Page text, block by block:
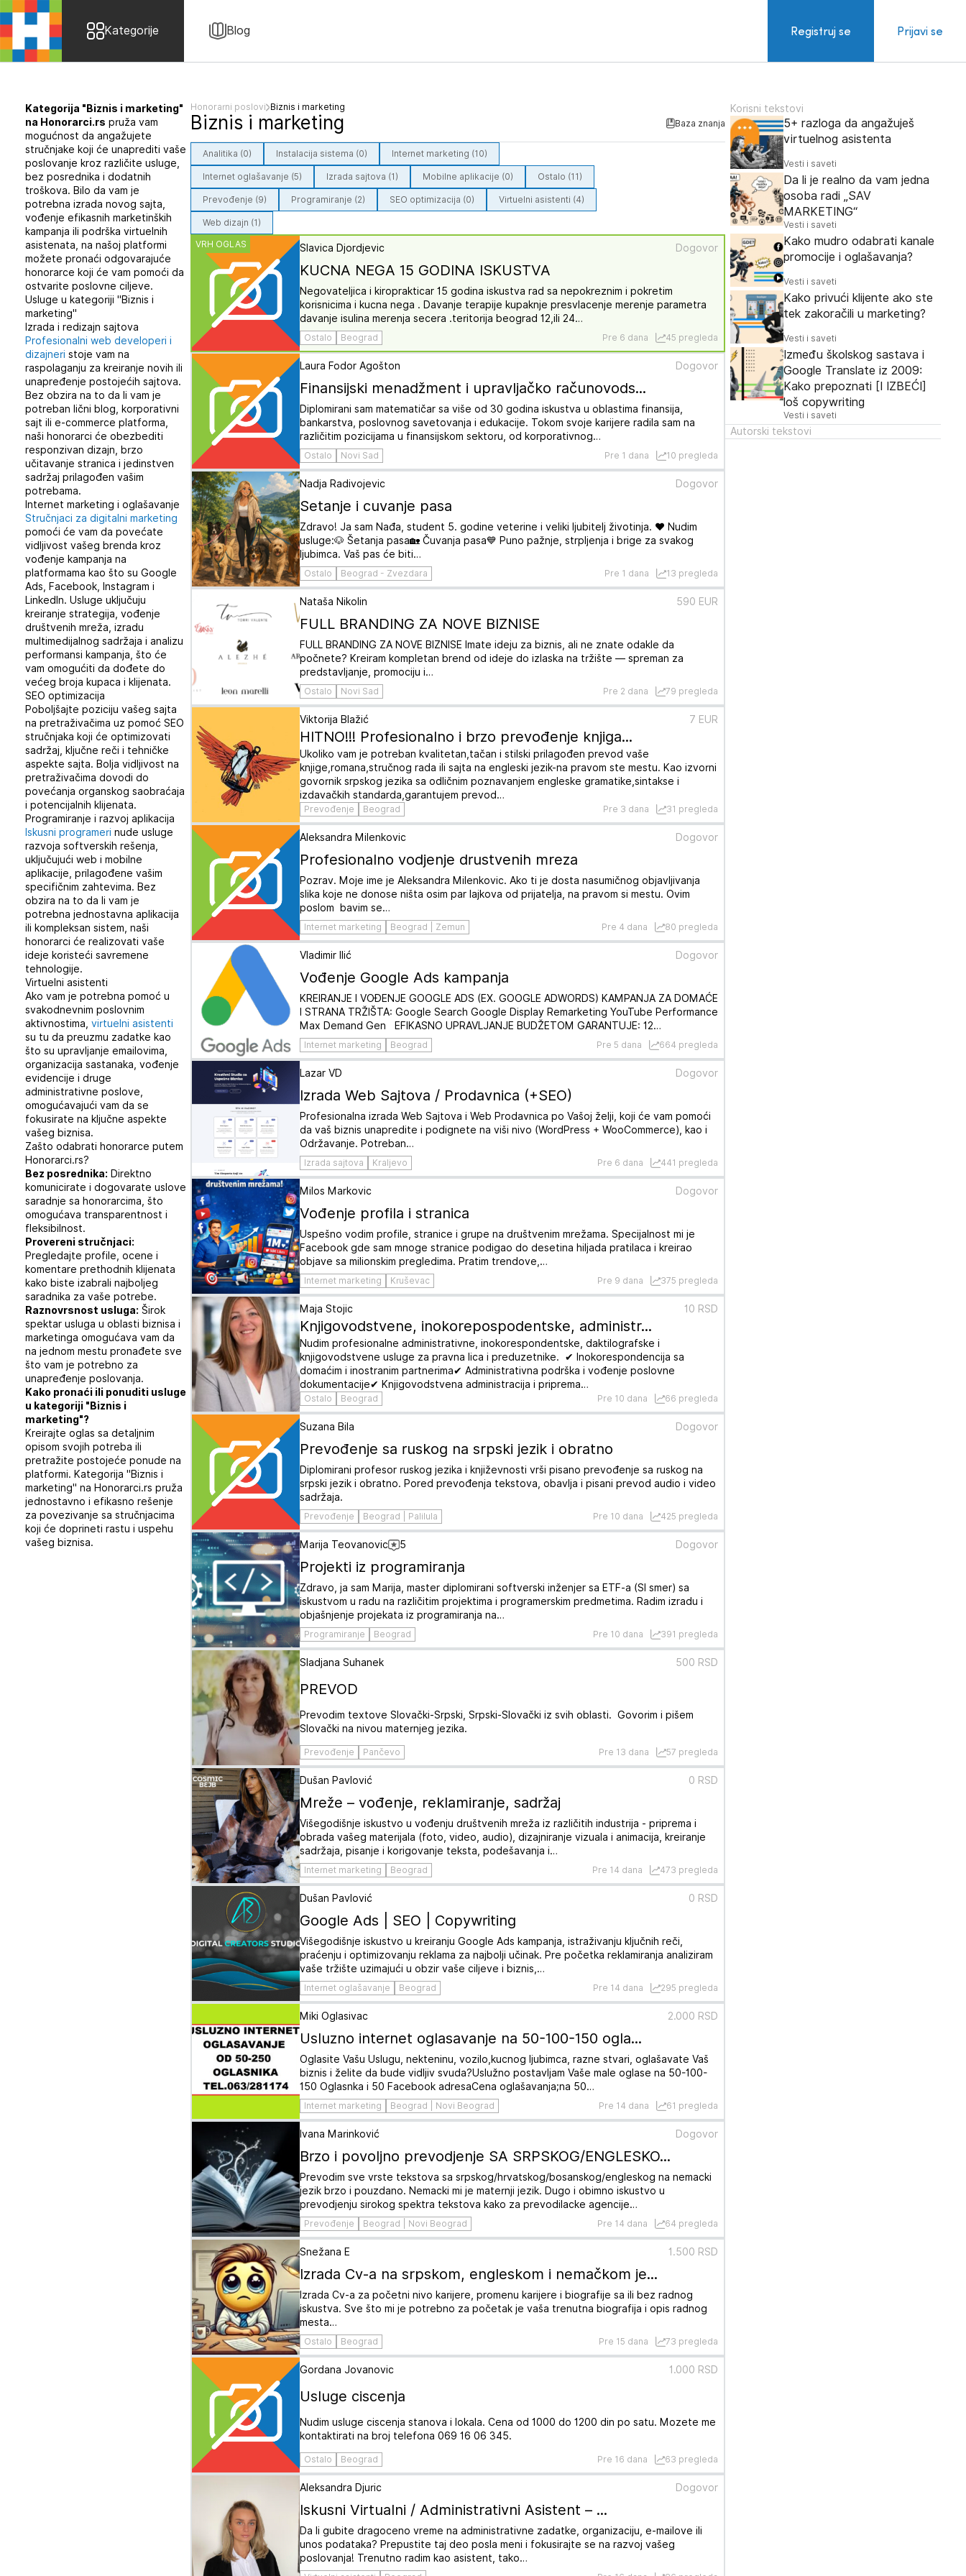
Kategorije Blog Registruj se Prijavi se
Kategorija "Biznis i marketing"
na Honorarci.rs pruža vam
mogućnost da angažujete
stručnjake koji će unaprediti vaše
poslovanje kroz različite usluge,
bez posrednika i dodatnih
troškova. Bilo da vam je
potrebna izrada novog sajta,
vođenje efikasnih marketinških
kampanja ili podrška virtuelnih
asistenata, na našoj platformi
možete pronaći odgovarajuće
honorarce koji će vam pomoći da
ostvarite poslovne ciljeve.
Usluge u kategoriji "Biznis i
marketing"
Izrada i redizajn sajtova
Profesionalni web developeri i
dizajneri stoje vam na
raspolaganju za kreiranje novih ili
unapređenje postojećih sajtova.
Bez obzira na to da li vam je
potreban lični blog, korporativni
sajt ili e-commerce platforma,
naši honorarci će obezbediti
responzivan dizajn, brzo
učitavanje stranica i jedinstven
sadržaj prilagođen vašim
potrebama.
Internet marketing i oglašavanje
Stručnjaci za digitalni marketing
pomoći će vam da povećate
vidljivost vašeg brenda kroz
vođenje kampanja na
platformama kao što su Google
Ads, Facebook, Instagram i
LinkedIn. Usluge uključuju
kreiranje strategija, vođenje
društvenih mreža, izradu
multimedijalnog sadržaja i analizu
performansi kampanja, što će
vam omogućiti da dođete do
većeg broja kupaca i klijenata.
SEO optimizacija
Poboljšajte poziciju vašeg sajta
na pretraživačima uz pomoć SEO
stručnjaka koji će optimizovati
sadržaj, ključne reči i tehničke
aspekte sajta. Bolja vidljivost na
pretraživačima dovodi do
povećanja organskog saobraćaja
i potencijalnih klijenata.
Programiranje i razvoj aplikacija
Iskusni programeri nude usluge
razvoja softverskih rešenja,
uključujući web i mobilne
aplikacije, prilagođene vašim
specifičnim zahtevima. Bez
obzira na to da li vam je
potrebna jednostavna aplikacija
ili kompleksan sistem, naši
honorarci će realizovati vaše
ideje koristeći savremene
tehnologije.
Virtuelni asistenti
Ako vam je potrebna pomoć u
svakodnevnim poslovnim
aktivnostima, virtuelni asistenti
su tu da preuzmu zadatke kao
što su upravljanje emailovima,
organizacija sastanaka, vođenje
evidencije i druge
administrativne poslove,
omogućavajući vam da se
fokusirate na ključne aspekte
vašeg biznisa.
Zašto odabrati honorarce putem
Honorarci.rs?
Bez posrednika: Direktno
komunicirate i dogovarate uslove
saradnje sa honorarcima, što
omogućava transparentnost i
fleksibilnost.
Provereni stručnjaci:
Pregledajte profile, ocene i
komentare prethodnih klijenata
kako biste izabrali najboljeg
saradnika za vaše potrebe.
Raznovrsnost usluga: Širok
spektar usluga u oblasti biznisa i
marketinga omogućava vam da
na jednom mestu pronađete sve
što vam je potrebno za
unapređenje poslovanja.
Kako pronaći ili ponuditi usluge
u kategoriji "Biznis i
marketing"?
Kreirajte oglas sa detaljnim
opisom svojih potreba ili
pretražite postojeće ponude na
platformi. Kategorija "Biznis i
marketing" na Honorarci.rs pruža
jednostavno i efikasno rešenje
za povezivanje sa stručnjacima
koji će doprineti rastu i uspehu
vašeg biznisa.
Honorarni poslovi Biznis i marketing
Biznis i marketing Baza znanja
Analitika (0) Instalacija sistema (0)
Internet marketing (10)
Internet oglašavanje (5)
Izrada sajtova (1) Mobilne aplikacije (0)
Ostalo (11)
Prevođenje (9)
Programiranje (2) SEO optimizacija (0)
Virtuelni asistenti (4)
Web dizajn (1)
VRH OGLAS
Slavica Djordjevic Dogovor
KUCNA NEGA 15 GODINA ISKUSTVA
Negovateljica i kiroprakticar 15 godina iskustva rad sa nepokreznim i pokretim
korisnicima i kucna nega . Davanje terapije kupaknje presvlacenje merenje parametra
davanje isulina merenja secera .teritorija beograd 12,ili 24…
Ostalo Beograd Pre 6 dana 45 pregleda
Laura Fodor Agošton Dogovor
Finansijski menadžment i upravljačko računovods...
Diplomirani sam matematičar sa više od 30 godina iskustva u oblastima finansija,
bankarstva, poslovnog savetovanja i edukacije. Tokom svoje karijere radila sam na
različitim pozicijama u finansijskom sektoru, od korporativnog…
Ostalo Novi Sad Pre 1 dana 10 pregleda
Nadja Radivojevic Dogovor
Setanje i cuvanje pasa
Zdravo! Ja sam Nađa, student 5. godine veterine i veliki ljubitelj životinja. ❤️ Nudim
usluge:🐶 Šetanja pasa🏡 Čuvanja pasa💙 Puno pažnje, strpljenja i brige za svakog
ljubimca. Vaš pas će biti…
Ostalo Beograd - Zvezdara Pre 1 dana 13 pregleda
Nataša Nikolin 590 EUR
FULL BRANDING ZA NOVE BIZNISE
FULL BRANDING ZA NOVE BIZNISE Imate ideju za biznis, ali ne znate odakle da
počnete? Kreiram kompletan brend od ideje do izlaska na tržište — spreman za
predstavljanje, promociju i…
Ostalo Novi Sad Pre 2 dana 79 pregleda
Viktorija Blažić 7 EUR
HITNO!!! Profesionalno i brzo prevođenje knjiga...
Ukoliko vam je potreban kvalitetan,tačan i stilski prilagođen prevod vaše
knjige,romana,stručnog rada ili sajta na engleski jezik-na pravom ste mestu. Kao izvorni
govornik srpskog jezika sa odličnim poznavanjem engleske gramatike,sintakse i
izdavačkih standarda,garantujem prevod…
Prevođenje Beograd Pre 3 dana 31 pregleda
Aleksandra Milenkovic Dogovor
Profesionalno vodjenje drustvenih mreza
Pozrav. Moje ime je Aleksandra Milenkovic. Ako ti je dosta nasumičnog objavljivanja
slika koje ne donose ništa osim par lajkova od prijatelja, na pravom si mestu. Ovim
poslom bavim se…
Internet marketing Beograd | Zemun Pre 4 dana 80 pregleda
Vladimir Ilić Dogovor
Vođenje Google Ads kampanja
KREIRANJE I VOĐENJE GOOGLE ADS (EX. GOOGLE ADWORDS) KAMPANJA ZA DOMAĆE
I STRANA TRŽIŠTA: Google Search Google Display Remarketing YouTube Performance
Max Demand Gen EFIKASNO UPRAVLJANJE BUDŽETOM GARANTUJE: 12…
Internet marketing Beograd Pre 5 dana 664 pregleda
Lazar VD Dogovor
Izrada Web Sajtova / Prodavnica (+SEO)
Profesionalna izrada Web Sajtova i Web Prodavnica po Vašoj želji, koji će vam pomoći
da vaš biznis unapredite i podignete na viši nivo (WordPress + WooCommerce), kao i
Održavanje. Potreban…
Izrada sajtova Kraljevo Pre 6 dana 441 pregleda
Milos Markovic Dogovor
Vođenje profila i stranica
Uspešno vodim profile, stranice i grupe na društvenim mrežama. Specijalnost mi je
Facebook gde sam mnoge stranice podigao do desetina hiljada pratilaca i kreirao
objave sa milionskim pregledima. Pratim trendove,…
Internet marketing Kruševac Pre 9 dana 375 pregleda
Maja Stojic 10 RSD
Knjigovodstvene, inokorepospodentske, administr...
Nudim profesionalne administrativne, inokorespondentske, daktilografske i
knjigovodstvene usluge za pravna lica i preduzetnike. ✔ Inokorespondencija sa
domaćim i inostranim partnerima✔ Administrativna podrška i vođenje poslovne
dokumentacije✔ Knjigovodstvena administracija i priprema…
Ostalo Beograd Pre 10 dana 66 pregleda
Suzana Bila Dogovor
Prevođenje sa ruskog na srpski jezik i obratno
Diplomirani profesor ruskog jezika i književnosti vrši pisano prevođenje sa ruskog na
srpski jezik i obratno. Pored prevođenja tekstova, obavlja i pisani prevod audio i video
sadržaja.
Prevođenje Beograd | Palilula Pre 10 dana 425 pregleda
Marija Teovanovic 5 Dogovor
Projekti iz programiranja
Zdravo, ja sam Marija, master diplomirani softverski inženjer sa ETF-a (SI smer) sa
iskustvom u radu na različitim projektima i programerskim predmetima. Radim izradu i
objašnjenje projekata iz programiranja na…
Programiranje Beograd Pre 10 dana 391 pregleda
Sladjana Suhanek 500 RSD
PREVOD
Prevodim textove Slovački-Srpski, Srpski-Slovački iz svih oblasti. Govorim i pišem
Slovački na nivou maternjeg jezika.
Prevođenje Pančevo Pre 13 dana 57 pregleda
Dušan Pavlović 0 RSD
Mreže – vođenje, reklamiranje, sadržaj
Višegodišnje iskustvo u vođenju društvenih mreža iz različitih industrija - priprema i
obrada vašeg materijala (foto, video, audio), dizajniranje vizuala i animacija, kreiranje
sadržaja, pisanje i korigovanje teksta, podešavanja i…
Internet marketing Beograd Pre 14 dana 473 pregleda
Dušan Pavlović 0 RSD
Google Ads | SEO | Copywriting
Višegodišnje iskustvo u kreiranju Google Ads kampanja, istraživanju ključnih reči,
praćenju i optimizovanju reklama za najbolji učinak. Pre početka reklamiranja analiziram
vaše tržište uzimajući u obzir vaše ciljeve i biznis,…
Internet oglašavanje Beograd Pre 14 dana 295 pregleda
Miki Oglasivac 2.000 RSD
Usluzno internet oglasavanje na 50-100-150 ogla...
Oglasite Vašu Uslugu, nekteninu, vozilo,kucnog ljubimca, razne stvari, oglašavate Vaš
biznis i želite da bude vidljiv svuda?Uslužno postavljam Vaše male oglase na 50-100-
150 Oglasnka i 50 Facebook adresaCena oglašavanja;na 50…
Internet marketing Beograd | Novi Beograd Pre 14 dana 61 pregleda
Ivana Marinković Dogovor
Brzo i povoljno prevodjenje SA SRPSKOG/ENGLESKO...
Prevodim sve vrste tekstova sa srpskog/hrvatskog/bosanskog/engleskog na nemacki
jezik brzo i pouzdano. Nemacki mi je maternji jezik. Dugo i obimno iskustvo u
prevodjenju sirokog spektra tekstova kako za prevodilacke agencije…
Prevođenje Beograd | Novi Beograd Pre 14 dana 64 pregleda
Snežana E 1.500 RSD
Izrada Cv-a na srpskom, engleskom i nemačkom je...
Izrada Cv-a za početni nivo karijere, promenu karijere i biografije sa ili bez radnog
iskustva. Sve što mi je potrebno za početak je vaša trenutna biografija i opis radnog
mesta…
Ostalo Beograd Pre 15 dana 73 pregleda
Gordana Jovanovic 1.000 RSD
Usluge ciscenja
Nudim usluge ciscenja stanova i lokala. Cena od 1000 do 1200 din po satu. Mozete me
kontaktirati na broj telefona 069 16 06 345.
Ostalo Beograd Pre 16 dana 63 pregleda
Aleksandra Djuric Dogovor
Iskusni Virtualni / Administrativni Asistent – ...
Da li gubite dragoceno vreme na administrativne zadatke, organizaciju, e-mailove ili
unos podataka? Prepustite taj deo posla meni i fokusirajte se na razvoj vašeg
poslovanja! Trenutno radim kao asistent, tako…
Korisni tekstovi
5+ razloga da angažuješ
virtuelnog asistenta
Vesti i saveti
Da li je realno da vam jedna
osoba radi „SAV
MARKETING“
Vesti i saveti
Kako mudro odabrati kanale
promocije i oglašavanja?
Vesti i saveti
Kako privući klijente ako ste
tek zakoračili u marketing?
Vesti i saveti
Između školskog sastava i
Google Translate iz 2009:
Kako prepoznati [I IZBEĆI]
loš copywriting
Vesti i saveti
Autorski tekstovi